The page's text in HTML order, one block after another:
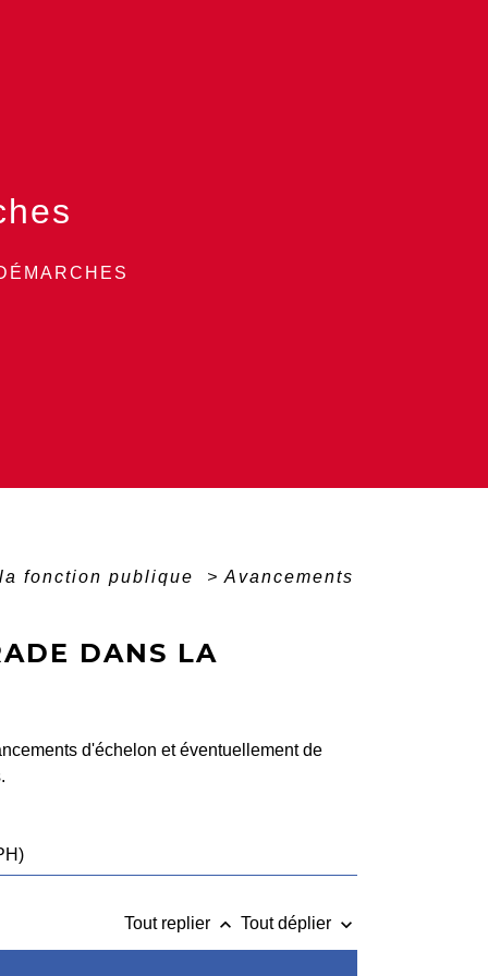
fonction publique > Avancements
DANS LA
d'échelon et éventuellement de
Tout replier keyboard_arrow_up Tout déplier keyboard_arrow_down